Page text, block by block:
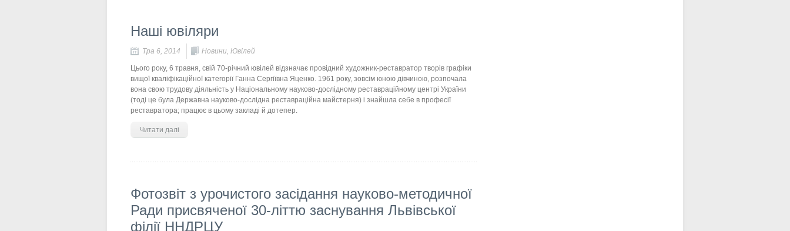
Наші ювіляри
Тра 6, 2014 Новини, Ювілей
Цього року, 6 травня, свій 70-річний ювілей відзначає провідний художник-реставратор творів графіки
вищої кваліфікаційної категорії Ганна Сергіївна Яценко. 1961 року, зовсім юною дівчиною, розпочала
вона свою трудову діяльність у Національному науково-дослідному реставраційному центрі України
(тоді це була Державна науково-дослідна реставраційна майстерня) і знайшла себе в професії
реставратора; працює в цьому закладі й дотепер.
Читати далі
Фотозвіт з урочистого засідання науково-методичної
Ради присвяченої 30-літтю заснування Львівської
філії ННДРЦУ